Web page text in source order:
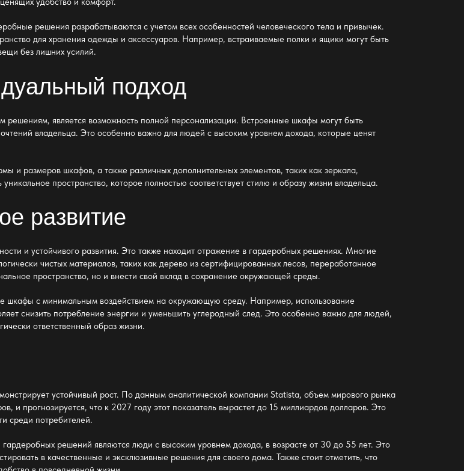
решения разрабатываются с учетом всех особенностей человеческого тела и привычек.
дляхранения одежды и аксессуаров. Например, встраиваемые полки и ящики могут быть
без лишних усилий.
подход
решениям, является возможность полной персонализации. Встроенные шкафы могут быть
владельца. Это особенно важно для людей с высоким уровнем дохода, которые ценят
и размеров шкафов, а также различных дополнительных элементов, таких как зеркала,
пространство, которое полностью соответствует стилю и образу жизни владельца.
развитие
и устойчивого развития. Это также находит отражение в гардеробных решениях. Многие
чистых материалов, таких как дерево из сертифицированных лесов, переработанное
пространство, но и внести свой вклад в сохранение окружающей среды.
шкафы с минимальным воздействием на окружающую среду. Например, использование
снизить потребление энергии и уменьшить углеродный след. Это особенно важно для людей,
ответственный образ жизни.
устойчивый рост. По данным аналитической компании Statista, объем мирового рынка
и прогнозируется, что к 2027 году этот показатель вырастет до 15 миллиардов долларов. Это
среди потребителей.
гардеробных решений являются люди с высоким уровнем дохода, в возрасте от 30 до 55 лет. Это
в качественные и эксклюзивные решения для своего дома. Также стоит отметить, что